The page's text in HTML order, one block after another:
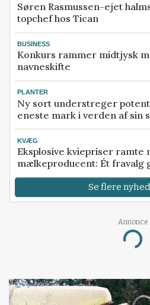
Søren Rasmussen-ejet
topchef hos Tican
BUSINESS
Konkurs rammer midtjysk
navneskifte
PLANTER
Ny sort understreger
eneste mark i verden af sin
KVÆG
Eksplosive kviepriser ramte
mælkeproducent: Ét fravalg
Se flere
Annonce
Loading...